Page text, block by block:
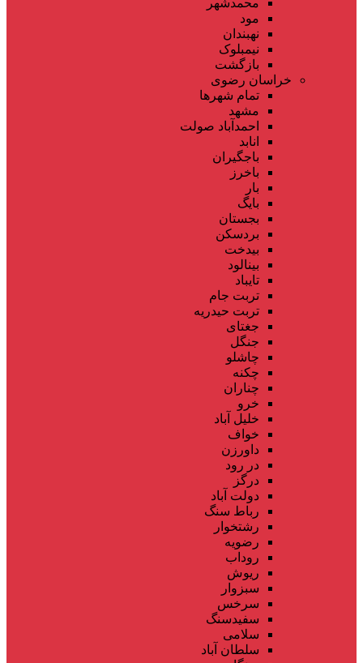
مود
نهبندان
نیمبلوک
بازگشت
خراسان رضوی
تمام شهر‌ها
مشهد
احمدآباد صولت
انابد
باجگیران
باخرز
بار
بایگ
بجستان
بردسکن
بیدخت
بینالود
تایباد
تربت جام
تربت حیدریه
جغتای
جنگل
چاشلو
چکنه
چناران
خرو
خلیل آباد
خواف
داورزن
در رود
درگز
دولت آباد
رباط سنگ
رشتخوار
رضویه
روداب
ریوش
سبزوار
سرخس
سفیدسنگ
سلامی
سلطان آباد